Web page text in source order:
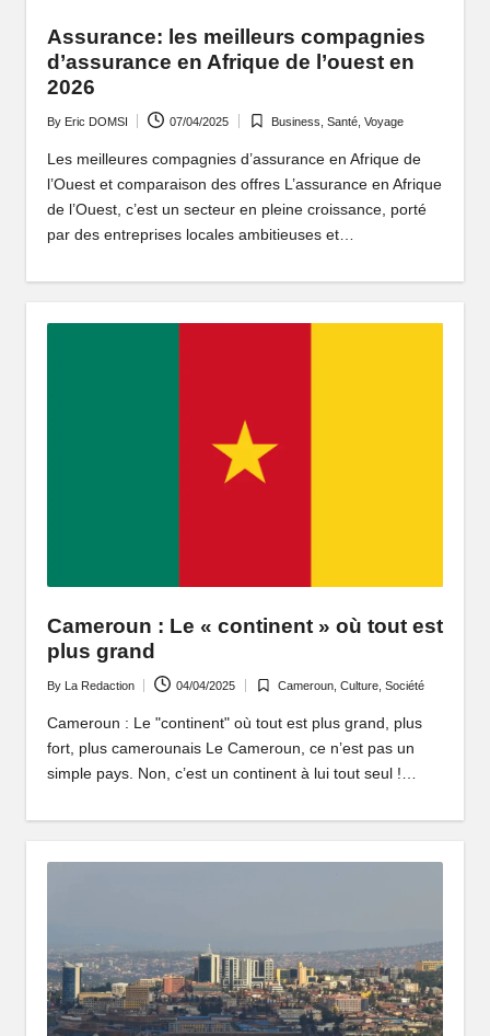
Assurance: les meilleurs compagnies
d’assurance en Afrique de l’ouest en
2026
Posted
by
By Eric DOMSI 07/04/2025
Posted
in
Business Santé, Voyage
Les meilleures compagnies d’assurance en Afrique de
l’Ouest et comparaison des offres L’assurance en Afrique
de l’Ouest, c’est un secteur en pleine croissance, porté
par des entreprises locales ambitieuses et…
Cameroun : Le « continent » où tout est
plus grand
Posted
by
By La Redaction 04/04/2025
Posted
in
Cameroun, Culture, Société
Cameroun : Le "continent" où tout est plus grand, plus
fort, plus camerounais Le Cameroun, ce n’est pas un
simple pays. Non, c’est un continent à lui tout seul !…